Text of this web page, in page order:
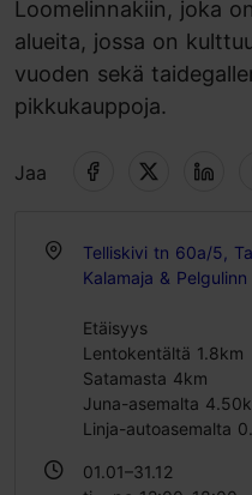
Loomelinnakiin, joka
alueita, jossa on
vuoden sekä
pikkukauppoja.
Jaa
Telliskivi tn 60a/5,
Kalamaja & Pelgulinn
Etäisyys
Lentokentältä 1.8km
Satamasta 4km
Juna-asemalta
Linja-autoasemalta
01.01–31.12